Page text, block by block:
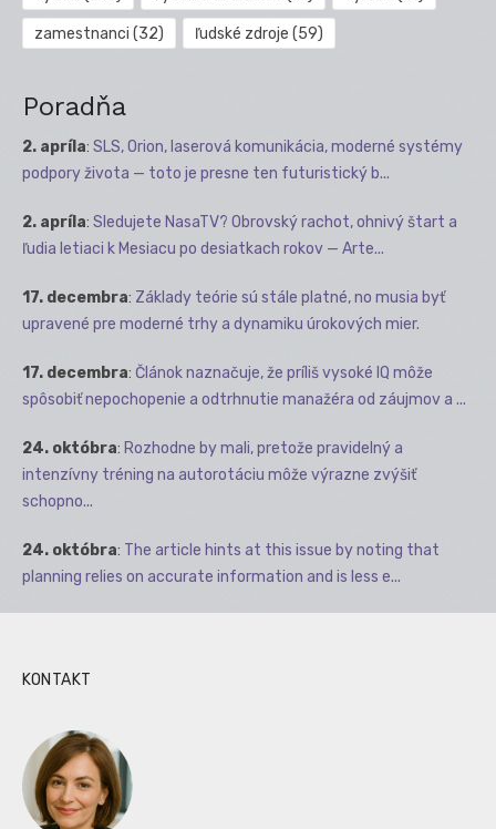
zamestnanci (32) ľudské zdroje (59)
Poradňa
2. apríla: SLS, Orion, laserová komunikácia, moderné systémy
podpory života — toto je presne ten futuristický b...
2. apríla: Sledujete NasaTV? Obrovský rachot, ohnivý štart a
ľudia letiaci k Mesiacu po desiatkach rokov — Arte...
17. decembra: Základy teórie sú stále platné, no musia byť
upravené pre moderné trhy a dynamiku úrokových mier.
17. decembra: Článok naznačuje, že príliš vysoké IQ môže
spôsobiť nepochopenie a odtrhnutie manažéra od záujmov a ...
24. októbra: Rozhodne by mali, pretože pravidelný a
intenzívny tréning na autorotáciu môže výrazne zvýšiť
schopno...
24. októbra: The article hints at this issue by noting that
planning relies on accurate information and is less e...
KONTAKT